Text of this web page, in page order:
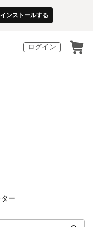
インストールする
ログイン
ター